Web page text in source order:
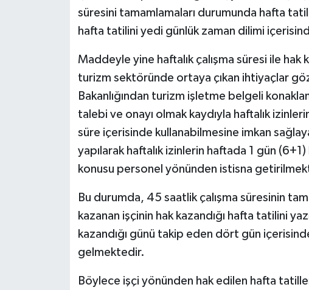
süresini tamamlamaları durumunda hafta
hafta tatilini yedi günlük zaman dilimi
Maddeyle yine haftalık çalışma süresi ile hak
turizm sektöründe ortaya çıkan ihtiyaçlar
Bakanlığından turizm işletme belgeli
talebi ve onayı olmak kaydıyla haftalık
süre içerisinde kullanabilmesine imkan
yapılarak haftalık izinlerin haftada 1 gün
konusu personel yönünden istisna
Bu durumda, 45 saatlik çalışma süresinin
kazanan işçinin hak kazandığı hafta tatilini
kazandığı günü takip eden dört gün
gelmektedir.
Böylece işçi yönünden hak edilen hafta